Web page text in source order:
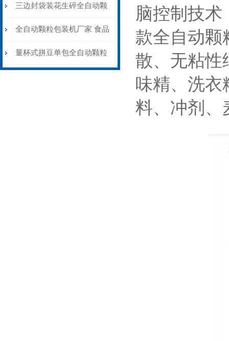
包装机15-35克\包
三边封袋装花生碎全自动颗
粒包装机1000克\包
全自动颗粒包装机厂家 食品
大米小米白糖食盐包装机
量杯式拼豆单包全自动颗粒
脑控制技
款全自动颗
散、无粘性
味精、洗衣
料、冲剂、